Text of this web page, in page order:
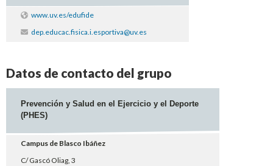
www.uv.es/edufide
dep.educac.fisica.i.esportiva@uv.es
Datos de contacto del grupo
Prevención y Salud en el Ejercicio y el Deporte
(PHES)
Campus de Blasco Ibáñez
C/ Gascó Oliag, 3